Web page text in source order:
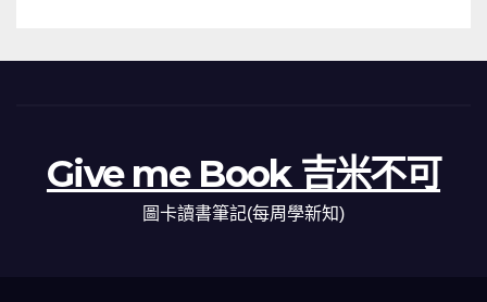
Give me Book 吉米不可
圖卡讀書筆記(每周學新知)